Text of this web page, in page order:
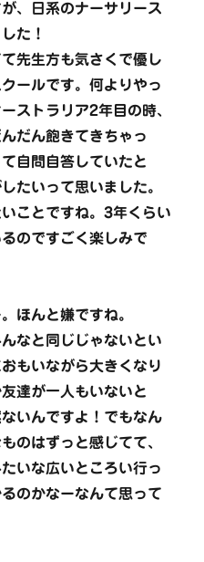
、日系のナーサリース
た！
先生方も気さくで優し
ールです。何よりやっ
ストラリア2年目の時、
だん飽きてきちゃっ
自問自答していたと
たいって思いました。
ことですね。3年くらい
のですごく楽しみで
ほんと嫌ですね。
なと同じじゃないとい
もいながら大きくなり
達が一人もいないと
いんですよ！でもなん
のはずっと感じてて、
いな広いところい行っ
のかなーなんて思って